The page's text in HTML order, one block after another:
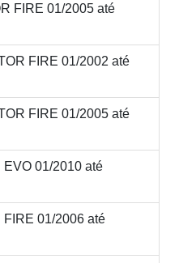
FIRE 01/2005 até
FIRE 01/2002 até
FIRE 01/2005 até
EVO 01/2010 até
FIRE 01/2006 até